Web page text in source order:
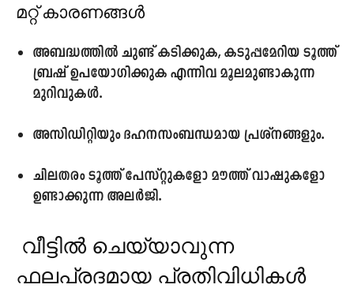
മറ്റ് കാരണങ്ങൾ
അബദ്ധത്തിൽ ചുണ്ട് കടിക്കുക, കടുപ്പമേറിയ ടൂത്ത്
ബ്രഷ് ഉപയോഗിക്കുക എന്നിവ മൂലമുണ്ടാകുന്ന
മുറിവുകൾ.
അസിഡിറ്റിയും ദഹനസംബന്ധമായ പ്രശ്നങ്ങളും.
ചിലതരം ടൂത്ത് പേസ്റ്റുകളോ മൗത്ത് വാഷുകളോ
ഉണ്ടാക്കുന്ന അലർജി.
വീട്ടിൽ ചെയ്യാവുന്ന
ഫലപ്രദമായ പ്രതിവിധികൾ